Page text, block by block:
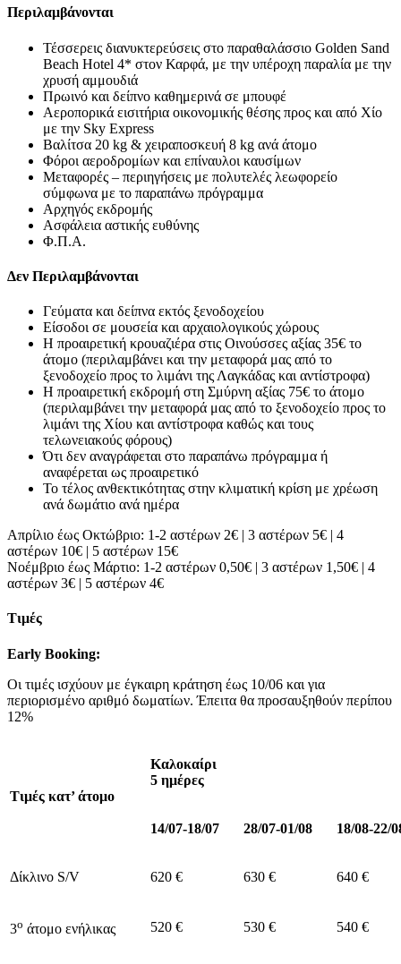
Περιλαμβάνονται
Τέσσερεις διανυκτερεύσεις στο παραθαλάσσιο Golden Sand
Beach Hotel 4* στον Καρφά, με την υπέροχη παραλία με την
χρυσή αμμουδιά
Πρωινό και δείπνο καθημερινά σε μπουφέ
Αεροπορικά εισιτήρια οικονομικής θέσης προς και από Χίο
με την Sky Express
Βαλίτσα 20 kg & χειραποσκευή 8 kg ανά άτομο
Φόροι αεροδρομίων και επίναυλοι καυσίμων
Μεταφορές – περιηγήσεις με πολυτελές λεωφορείο
σύμφωνα με το παραπάνω πρόγραμμα
Αρχηγός εκδρομής
Ασφάλεια αστικής ευθύνης
Φ.Π.Α.
Δεν Περιλαμβάνονται
Γεύματα και δείπνα εκτός ξενοδοχείου
Είσοδοι σε μουσεία και αρχαιολογικούς χώρους
Η προαιρετική κρουαζιέρα στις Οινούσσες αξίας 35€ το
άτομο (περιλαμβάνει και την μεταφορά μας από το
ξενοδοχείο προς το λιμάνι της Λαγκάδας και αντίστροφα)
Η προαιρετική εκδρομή στη Σμύρνη αξίας 75€ το άτομο
(περιλαμβάνει την μεταφορά μας από το ξενοδοχείο προς το
λιμάνι της Χίου και αντίστροφα καθώς και τους
τελωνειακούς φόρους)
Ότι δεν αναγράφεται στο παραπάνω πρόγραμμα ή
αναφέρεται ως προαιρετικό
Το τέλος ανθεκτικότητας στην κλιματική κρίση με χρέωση
ανά δωμάτιο ανά ημέρα
Απρίλιο έως Οκτώβριο: 1-2 αστέρων 2€ | 3 αστέρων 5€ | 4
αστέρων 10€ | 5 αστέρων 15€
Νοέμβριο έως Μάρτιο: 1-2 αστέρων 0,50€ | 3 αστέρων 1,50€ | 4
αστέρων 3€ | 5 αστέρων 4€
Τιμές
Early Booking:
Οι τιμές ισχύουν με έγκαιρη κράτηση έως 10/06 και για
περιορισμένο αριθμό δωματίων. Έπειτα θα προσαυξηθούν περίπου
12%
Τιμές κατ’ άτομο
Καλοκαίρι
5 ημέρες
14/07-18/07 28/07-01/08 18/08-22/
Δίκλινο S/V 620 € 630 € 640 €
3ο άτομο ενήλικας 520 € 530 € 540 €